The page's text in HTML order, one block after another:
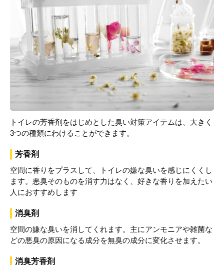
トイレの芳香剤をはじめとした臭い対策アイテムは、大きく
3つの種類にわけることができます。
芳香剤
空間に香りをプラスして、トイレの嫌な臭いを感じにくくし
ます。悪臭そのものを消す力はなく、好きな香りを加えたい
人におすすめします
消臭剤
空間の嫌な臭いを消してくれます。主にアンモニアや雑菌な
どの悪臭の原因になる成分を無臭の成分に変化させます。
消臭芳香剤